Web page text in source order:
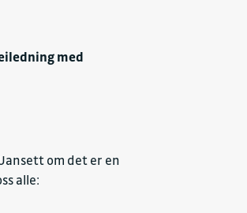
med
om det er en
alle: